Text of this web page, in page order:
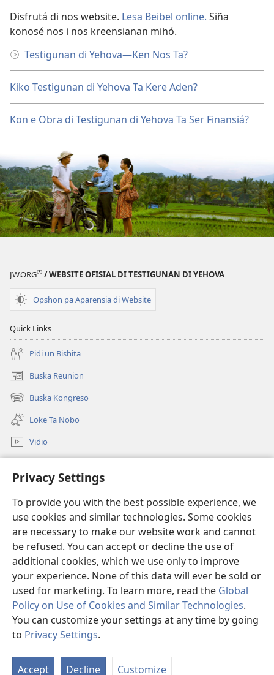
Privacy Settings
To provide you with the best possible experience, we
use cookies and similar technologies. Some cookies
are necessary to make our website work and cannot
be refused. You can accept or decline the use of
additional cookies, which we use only to improve
your experience. None of this data will ever be sold or
used for marketing. To learn more, read the Global
Policy on Use of Cookies and Similar Technologies.
You can customize your settings at any time by going
to Privacy Settings.
Accept Decline Customize
Disfrutá di nos website. Lesa Beibel online. Siña
konosé nos i nos kreensianan mihó.
Testigunan di Yehova—Ken Nos Ta?
Kiko Testigunan di Yehova Ta Kere Aden?
Kon e Obra di Testigunan di Yehova Ta Ser Finansiá?
JW.ORG® / WEBSITE OFISIAL DI TESTIGUNAN DI YEHOVA
Opshon pa Aparensia di Website
Quick Links
Pidi un Bishita
Buska Reunion
(opens
new
window)
Buska Kongreso
(opens
new
window)
Loke Ta Nobo
Vidio
(opens
window)BIBLIOTEKA ONLINE Watchtower™
(opens
new
window)JW Hub ®
(opens
new
window)
Copyright© 2026 Watch Tower Bible and Tract Society of Pennsylvania.
KONDISHONNAN DI USO